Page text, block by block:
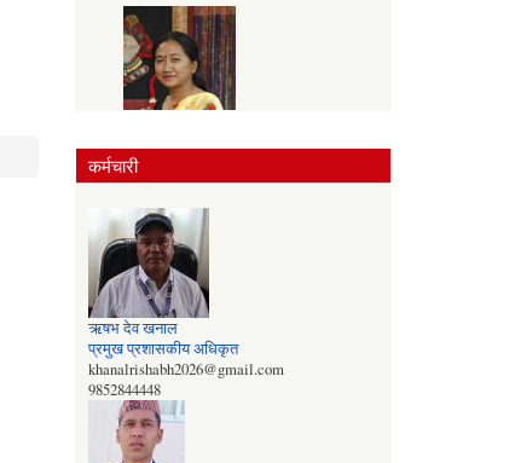
दिलामाया मगर
उपाध्यक्ष्य
९८४३१८१९८३
कर्मचारी
ऋषभ देव खनाल
प्रमुख प्रशासकीय अधिकृत
khanalrishabh2026@gmail.com
9852844448